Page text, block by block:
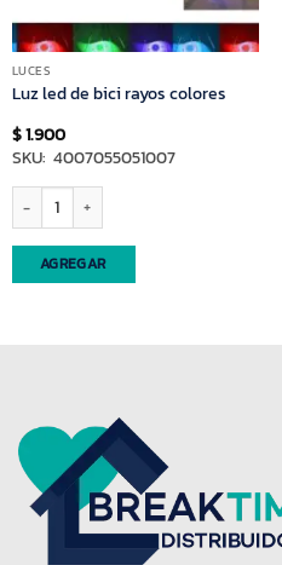
LUCES
Luz led de bici rayos colores
$1.900
SKU: 4007055051007
Luz led de bici rayos colores cantidad
AGREGAR